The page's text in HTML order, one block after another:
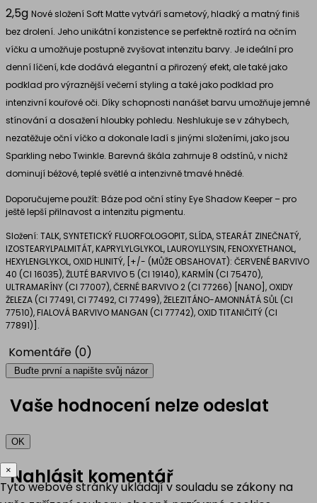
2,5g Nové složení Soft Matte vytváří sametový, hladký a matný finiš
bez drolení. Jeho unikátní konzistence se perfektně roztírá na očním
víčku a umožňuje postupně zvyšovat intenzitu barvy. Je ideální pro
denní líčení, kde dodává elegantní a přirozený efekt, ale také jako
podklad pro výraznější večerní styling a také jako podklad pro
intenzivní kouřové oči. Díky schopnosti nanášet barvu umožňuje jemné
stínování a dosažení hloubky pohledu. Neshlukuje se v záhybech,
nezatěžuje oční víčko a dokonale ladí s jinými složeními, jako jsou
Sparkling nebo Twinkle. Barevná škála zahrnuje 8 odstínů, v nichž
dominují béžové, teplé světlé a intenzivně tmavé hnědé.
Doporučujeme použít: Báze pod oční stíny Eye Shadow Keeper – pro
ještě lepší přilnavost a intenzitu pigmentu.
Složení: TALK, SYNTETICKÝ FLUORFOLOGOPIT, SLÍDA, STEARÁT ZINEČNATÝ,
IZOSTEARYLPALMITÁT, KAPRYLYLGLYKOL, LAUROYLLYSIN, FENOXYETHANOL,
HEXYLENGLYKOL, OXID HLINITÝ, [+/- (MŮŽE OBSAHOVAT): ČERVENÉ BARVIVO
40 (CI 16035), ŽLUTÉ BARVIVO 5 (CI 19140), KARMÍN (CI 75470),
ULTRAMARÍNY (CI 77007), ČERNÉ BARVIVO 2 (CI 77266) [NANO], OXIDY
ŽELEZA (CI 77491, CI 77492, CI 77499), ŽELEZITÁNO-AMONNÁTÁ SŮL (CI
77510), FIALOVÁ BARVIVO MANGAN (CI 77742), OXID TITANIČITÝ (CI
77891)].
Komentáře (0)
Buďte první a napište svůj názor
Vaše hodnocení nelze odeslat
OK
Nahlásit komentář
×
Tyto webové stránky ukládají v souladu se zákony na